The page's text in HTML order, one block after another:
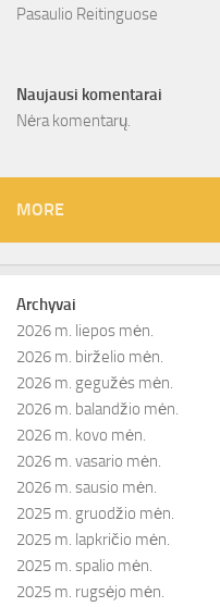
Pasaulio Reitinguose
Naujausi komentarai
Nėra komentarų.
MORE
Archyvai
2026 m. liepos mėn.
2026 m. birželio mėn.
2026 m. gegužės mėn.
2026 m. balandžio mėn.
2026 m. kovo mėn.
2026 m. vasario mėn.
2026 m. sausio mėn.
2025 m. gruodžio mėn.
2025 m. lapkričio mėn.
2025 m. spalio mėn.
2025 m. rugsėjo mėn.